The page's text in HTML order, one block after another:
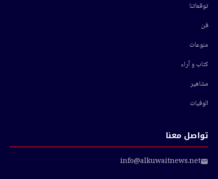
توقعاتنا
فن
منوعات
كتاب و آراء
مشاهير
الوفيات
تواصل معنا
info@alkuwaitnews.net